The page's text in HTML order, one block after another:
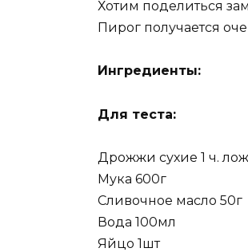
Хотим поделиться
Пирог получается
Ингредиенты:
Для теста:
Дрожжи сухие 1 ч.
Мука 600г
Сливочное масло 50г
Вода 100мл
Яйцо 1шт